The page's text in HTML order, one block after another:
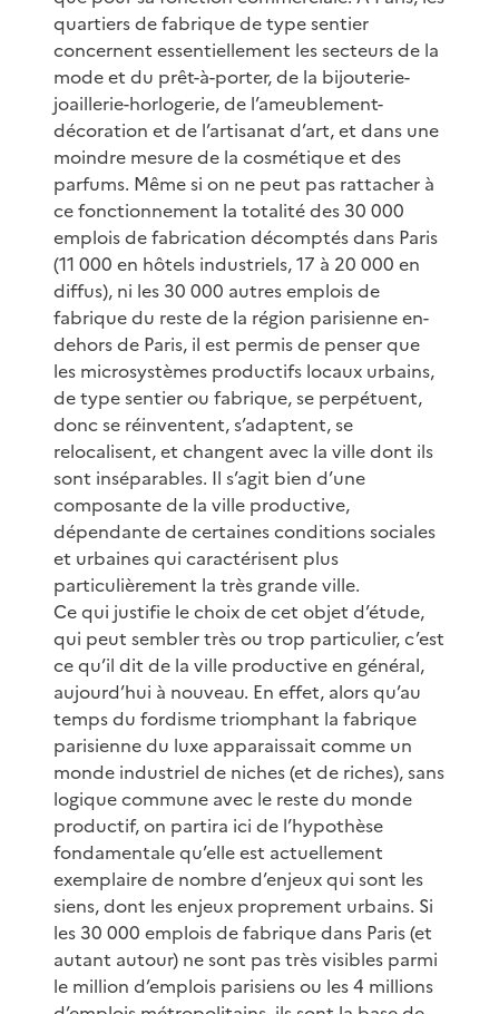
quartiers de fabrique de type sentier
concernent essentiellement les secteurs de la
mode et du prêt-à-porter, de la bijouterie-
joaillerie-horlogerie, de l’ameublement-
décoration et de l’artisanat d’art, et dans une
moindre mesure de la cosmétique et des
parfums. Même si on ne peut pas rattacher à
ce fonctionnement la totalité des 30 000
emplois de fabrication décomptés dans Paris
(11 000 en hôtels industriels, 17 à 20 000 en
diffus), ni les 30 000 autres emplois de
fabrique du reste de la région parisienne en-
dehors de Paris, il est permis de penser que
les microsystèmes productifs locaux urbains,
de type sentier ou fabrique, se perpétuent,
donc se réinventent, s’adaptent, se
relocalisent, et changent avec la ville dont ils
sont inséparables. Il s’agit bien d’une
composante de la ville productive,
dépendante de certaines conditions sociales
et urbaines qui caractérisent plus
particulièrement la très grande ville.
Ce qui justifie le choix de cet objet d’étude,
qui peut sembler très ou trop particulier, c’est
ce qu’il dit de la ville productive en général,
aujourd’hui à nouveau. En effet, alors qu’au
temps du fordisme triomphant la fabrique
parisienne du luxe apparaissait comme un
monde industriel de niches (et de riches), sans
logique commune avec le reste du monde
productif, on partira ici de l’hypothèse
fondamentale qu’elle est actuellement
exemplaire de nombre d’enjeux qui sont les
siens, dont les enjeux proprement urbains. Si
les 30 000 emplois de fabrique dans Paris (et
autant autour) ne sont pas très visibles parmi
le million d’emplois parisiens ou les 4 millions